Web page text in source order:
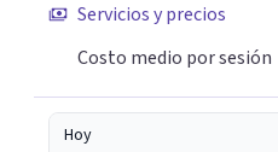
Servicios y precios
Costo medio por sesión
Hoy